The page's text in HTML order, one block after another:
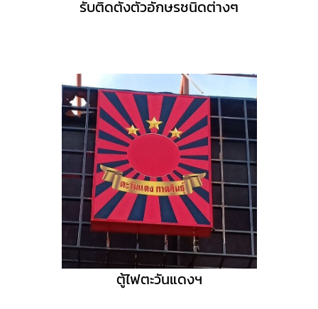
รับติดตั้งตัวอักษรชนิดต่างๆ
ตู้ไฟตะวันแดงฯ